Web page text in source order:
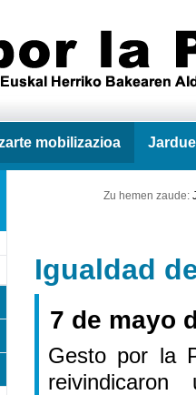
mobilizazioa
Zu hemen zaude:
Igualdad
7 de mayo
Gesto por la